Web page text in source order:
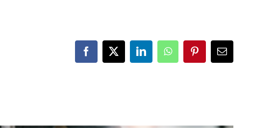
Facebook
X LinkedInWhatsAppPinterestCorreo
electrónico